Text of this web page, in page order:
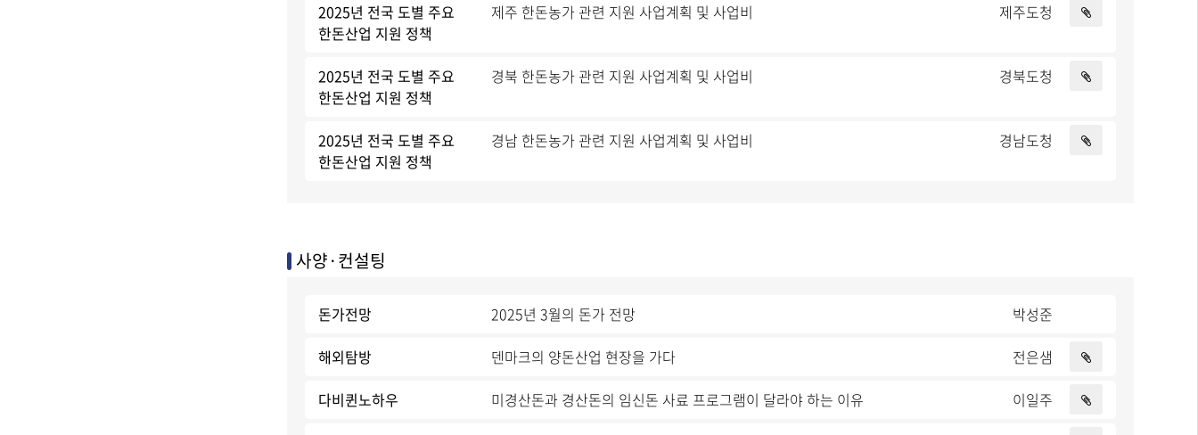
2025년 전국 도별 주요
한돈산업 지원 정책
제주 한돈농가 관련 지원 사업계획 및 사업비 제주도청
2025년 전국 도별 주요
한돈산업 지원 정책
경북 한돈농가 관련 지원 사업계획 및 사업비 경북도청
2025년 전국 도별 주요
한돈산업 지원 정책
경남 한돈농가 관련 지원 사업계획 및 사업비 경남도청
사양·컨설팅
돈가전망 2025년 3월의 돈가 전망
박성준
해외탐방
덴마크의 양돈산업 현장을 가다
전은샘
다비퀸노하우
미경산돈과 경산돈의 임신돈 사료 프로그램이 달라야 하는 이유
이일주